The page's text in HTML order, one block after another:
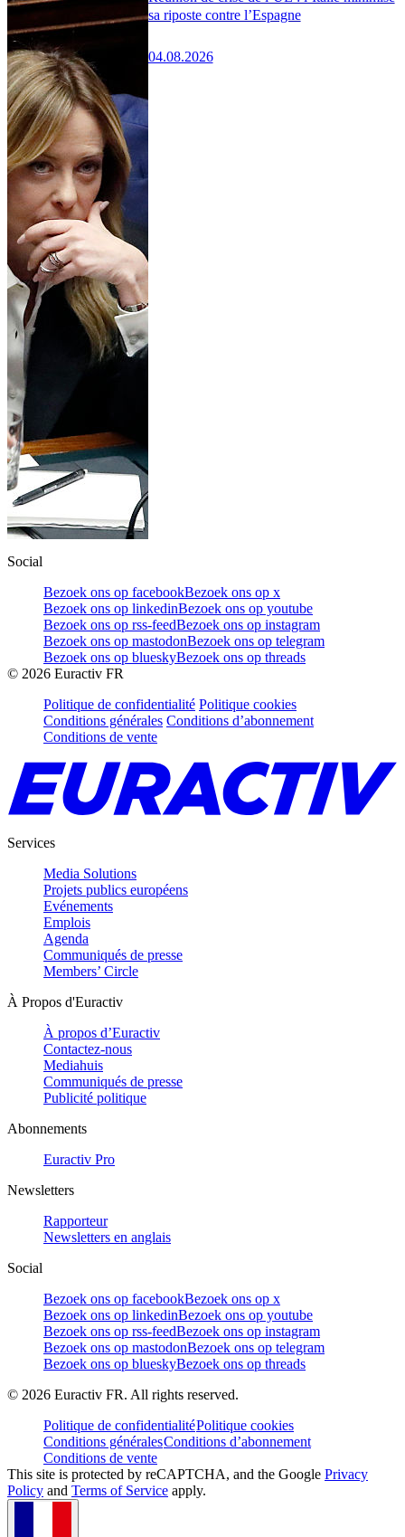
sa riposte contre l’Espagne
04.08.2026
Social
Bezoek ons op facebookBezoek ons op x
Bezoek ons op linkedinBezoek ons op youtube
Bezoek ons op rss-feedBezoek ons op instagram
Bezoek ons op mastodonBezoek ons op telegram
Bezoek ons op blueskyBezoek ons op threads
© 2026 Euractiv FR
Politique de confidentialité Politique cookies
Conditions générales Conditions d’abonnement
Conditions de vente
Services
Media Solutions
Projets publics européens
Evénements
Emplois
Agenda
Communiqués de presse
Members’ Circle
À Propos d'Euractiv
À propos d’Euractiv
Contactez-nous
Mediahuis
Communiqués de presse
Publicité politique
Abonnements
Euractiv Pro
Newsletters
Rapporteur
Newsletters en anglais
Social
Bezoek ons op facebookBezoek ons op x
Bezoek ons op linkedinBezoek ons op youtube
Bezoek ons op rss-feedBezoek ons op instagram
Bezoek ons op mastodonBezoek ons op telegram
Bezoek ons op blueskyBezoek ons op threads
© 2026 Euractiv FR. All rights reserved.
Politique de confidentialitéPolitique cookies
Conditions généralesConditions d’abonnement
Conditions de vente
This site is protected by reCAPTCHA, and the Google Privacy
Policy and Terms of Service apply.